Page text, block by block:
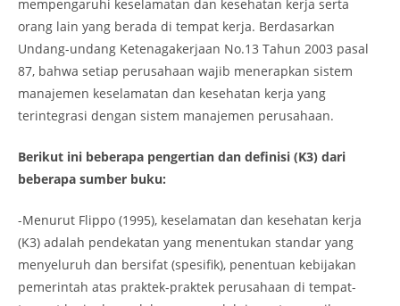
mempengaruhi keselamatan dan kesehatan kerja serta
orang lain yang berada di tempat kerja. Berdasarkan
Undang-undang Ketenagakerjaan No.13 Tahun 2003 pasal
87, bahwa setiap perusahaan wajib menerapkan sistem
manajemen keselamatan dan kesehatan kerja yang
terintegrasi dengan sistem manajemen perusahaan.
Berikut ini beberapa pengertian dan definisi (K3) dari
beberapa sumber buku:
-Menurut Flippo (1995), keselamatan dan kesehatan kerja
(K3) adalah pendekatan yang menentukan standar yang
menyeluruh dan bersifat (spesifik), penentuan kebijakan
pemerintah atas praktek-praktek perusahaan di tempat-